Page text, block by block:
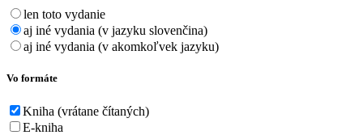
len toto vydanie
aj iné vydania (v jazyku slovenčina)
aj iné vydania (v akomkoľvek jazyku)
Vo formáte
Kniha (vrátane čítaných)
E-kniha